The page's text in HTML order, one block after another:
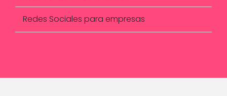
Redes Sociales para empresas